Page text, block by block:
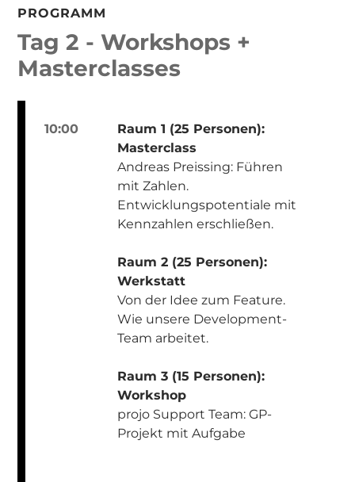
PROGRAMM
Tag 2 - Workshops +
Masterclasses
10:00
Raum 1 (25 Personen):
Masterclass
Andreas Preissing: Führen
mit Zahlen.
Entwicklungspotentiale mit
Kennzahlen erschließen.
Raum 2 (25 Personen):
Werkstatt
Von der Idee zum Feature.
Wie unsere Development-
Team arbeitet.
Raum 3 (15 Personen):
Workshop
projo Support Team: GP-
Projekt mit Aufgabe